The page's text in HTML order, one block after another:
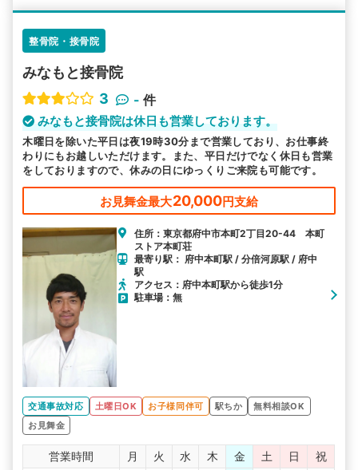
整骨院・接骨院
みなもと接骨院
3
- 件
みなもと接骨院は休日も営業しております。
木曜日を除いた平日は夜19時30分まで営業しており、お仕事終
わりにもお越しいただけます。また、平日だけでなく休日も営業
をしておりますので、休みの日にゆっくりご来院も可能です。
お見舞金最大20,000円支給
住所：東京都府中市本町2丁目20-44 本町
ストア本町荘
最寄り駅： 府中本町駅 / 分倍河原駅 / 府中
駅
アクセス：府中本町駅から徒歩1分
駐車場：無
交通事故対応 土曜日OK お子様同伴可 駅ちか
無料相談OK
お見舞金
営業時間 月 火 水 木 金 土 日
祝